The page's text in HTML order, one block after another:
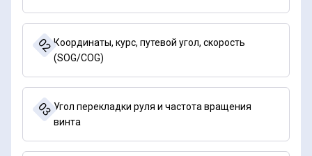
02Координаты, курс, путевой угол, скорость
(SOG/COG)
03Угол перекладки руля и частота вращения
винта